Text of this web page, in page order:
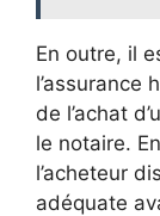
En outre, il
l’assurance
de l’achat
le notaire.
l’acheteur
adéquate